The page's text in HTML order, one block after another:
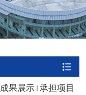
成果展示 承担项目